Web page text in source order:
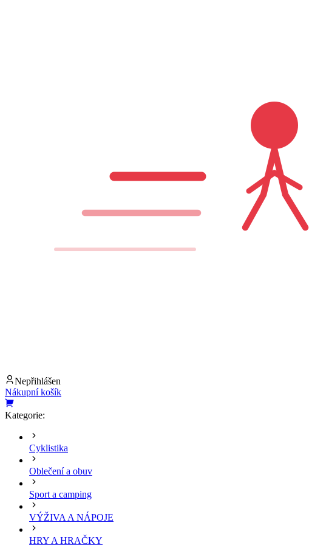
Nepřihlášen
Nákupní košík
Kategorie:
Cyklistika
Oblečení a obuv
Sport a camping
VÝŽIVA A NÁPOJE
HRY A HRAČKY